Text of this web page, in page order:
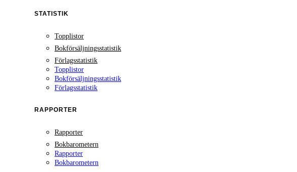
STATISTIK
Topplistor
Bokförsäljningsstatistik
Förlagsstatistik
Topplistor
Bokförsäljningsstatistik
Förlagsstatistik
RAPPORTER
Rapporter
Bokbarometern
Rapporter
Bokbarometern